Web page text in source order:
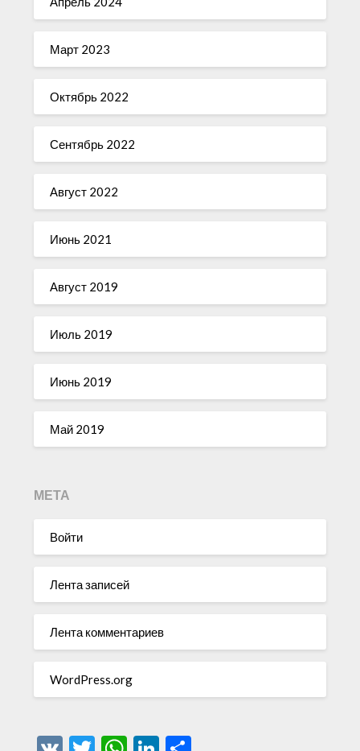
Март 2023
Октябрь 2022
Сентябрь 2022
Август 2022
Июнь 2021
Август 2019
Июль 2019
Июнь 2019
Май 2019
МЕТА
Войти
Лента записей
Лента комментариев
WordPress.org